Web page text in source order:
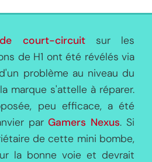
court-circuitsur les
de H1 ont été révélés via
problème au niveau du
marque s'attelle à réparer.
peu efficace, a été
parGamers Nexus. Si
de cette mini bombe,
la bonne voie et devrait